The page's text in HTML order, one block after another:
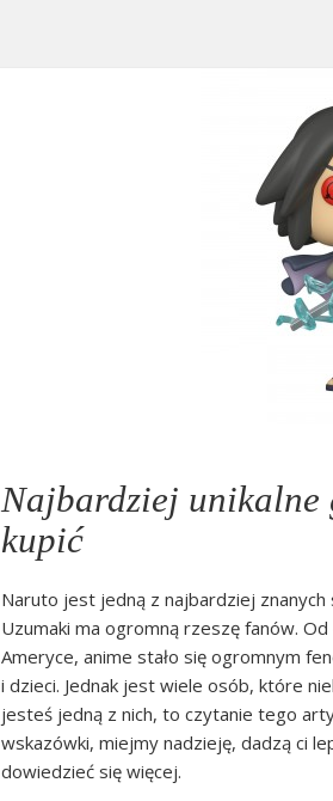
Najbardziej unikalne
kupić
Naruto jest jedną z najbardziej
Uzumaki ma ogromną rzeszę fanów.
Ameryce, anime stało się ogromnym
i dzieci. Jednak jest wiele osób, które
jesteś jedną z nich, to czytanie tego
wskazówki, miejmy nadzieję, dadzą ci
dowiedzieć się więcej.